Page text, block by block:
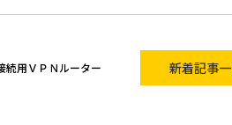
続用ＶＰＮルーター 新着記事